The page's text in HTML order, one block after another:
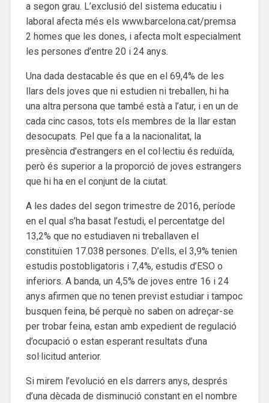
a segon grau. L’exclusió del sistema educatiu i
laboral afecta més els www.barcelona.cat/premsa
2 homes que les dones, i afecta molt especialment
les persones d’entre 20 i 24 anys.
Una dada destacable és que en el 69,4% de les
llars dels joves que ni estudien ni treballen, hi ha
una altra persona que també està a l’atur, i en un de
cada cinc casos, tots els membres de la llar estan
desocupats. Pel que fa a la nacionalitat, la
presència d’estrangers en el col·lectiu és reduïda,
però és superior a la proporció de joves estrangers
que hi ha en el conjunt de la ciutat.
A les dades del segon trimestre de 2016, període
en el qual s’ha basat l’estudi, el percentatge del
13,2% que no estudiaven ni treballaven el
constituïen 17.038 persones. D’ells, el 3,9% tenien
estudis postobligatoris i 7,4%, estudis d’ESO o
inferiors. A banda, un 4,5% de joves entre 16 i 24
anys afirmen que no tenen previst estudiar i tampoc
busquen feina, bé perquè no saben on adreçar-se
per trobar feina, estan amb expedient de regulació
d’ocupació o estan esperant resultats d’una
sol·licitud anterior.
Si mirem l’evolució en els darrers anys, després
d’una dècada de disminució constant en el nombre